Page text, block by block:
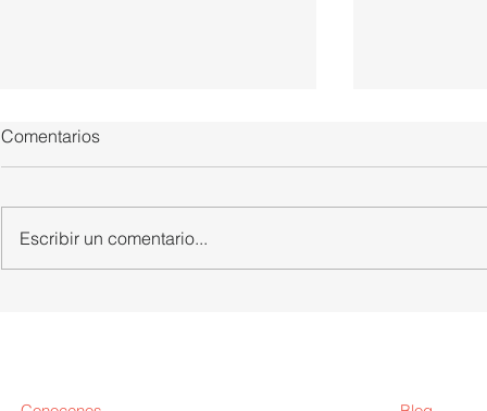
CNC de porex de 4 ejes
Comentarios
Escribir un comentario...